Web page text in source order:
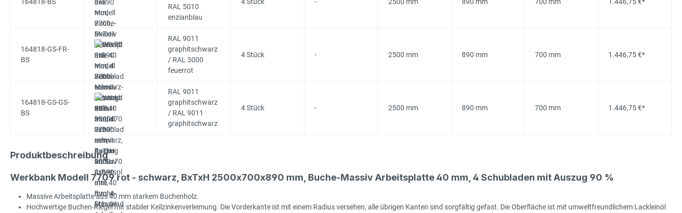
RAL 5010
enzianblau
164818-GS-FR-
BS
RAL 9011
graphitschwarz
/ RAL 3000
feuerrot
4 Stück - 2500 mm 890 mm 700 mm 1.446,75 €*
164818-GS-GS-
BS
RAL 9011
graphitschwarz
/ RAL 9011
graphitschwarz
4 Stück - 2500 mm 890 mm 700 mm 1.446,75 €*
Produktbeschreibung
Werkbank Modell 7709 rot - schwarz, BxTxH 2500x700x890 mm, Buche-Massiv Arbeitsplatte 40 mm, 4 Schubladen mit Auszug 90 %
Massive Arbeitsplatte aus 40 mm starkem Buchenholz.
Hochwertige Buchen-Riegel mit stabiler Keilzinkenverleimung. Die Vorderkante ist mit einem Radius versehen, alle übrigen Kanten sind sorgfältig gefast. Die Oberfläche ist mit umweltfreundlichem Lackleinöl